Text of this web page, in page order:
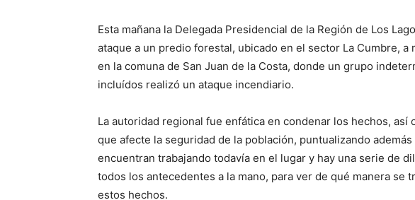
Esta mañana la Delegada Presidencial de la Región de Los
ataque a un predio forestal, ubicado en el sector La Cumbre, a
en la comuna de San Juan de la Costa, donde un grupo
incluídos realizó un ataque incendiario.
La autoridad regional fue enfática en condenar los hechos, así
que afecte la seguridad de la población, puntualizando
encuentran trabajando todavía en el lugar y hay una serie de
todos los antecedentes a la mano, para ver de qué manera se
estos hechos.